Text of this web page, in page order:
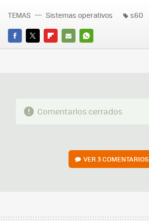
FACEBOOK
TWITTERFLIPBOARD
E-
WHATSAPP
TEMAS Sistemas operativos s60
Comentarios cerrados
VER3 COMENTARIOS